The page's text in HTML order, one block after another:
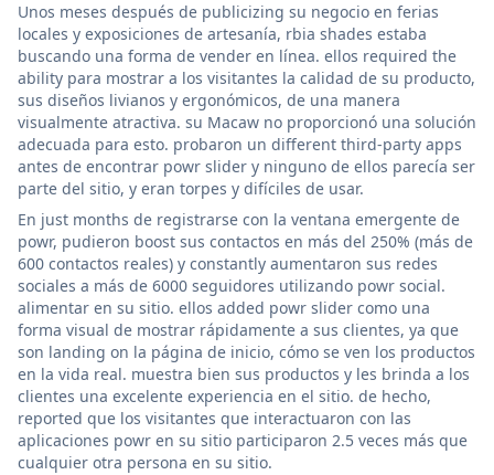
Unos meses después de publicizing su negocio en ferias
locales y exposiciones de artesanía, rbia shades estaba
buscando una forma de vender en línea. ellos required the
ability para mostrar a los visitantes la calidad de su producto,
sus diseños livianos y ergonómicos, de una manera
visualmente atractiva. su Macaw no proporcionó una solución
adecuada para esto. probaron un different third-party apps
antes de encontrar powr slider y ninguno de ellos parecía ser
parte del sitio, y eran torpes y difíciles de usar.
En just months de registrarse con la ventana emergente de
powr, pudieron boost sus contactos en más del 250% (más de
600 contactos reales) y constantly aumentaron sus redes
sociales a más de 6000 seguidores utilizando powr social.
alimentar en su sitio. ellos added powr slider como una
forma visual de mostrar rápidamente a sus clientes, ya que
son landing on la página de inicio, cómo se ven los productos
en la vida real. muestra bien sus productos y les brinda a los
clientes una excelente experiencia en el sitio. de hecho,
reported que los visitantes que interactuaron con las
aplicaciones powr en su sitio participaron 2.5 veces más que
cualquier otra persona en su sitio.